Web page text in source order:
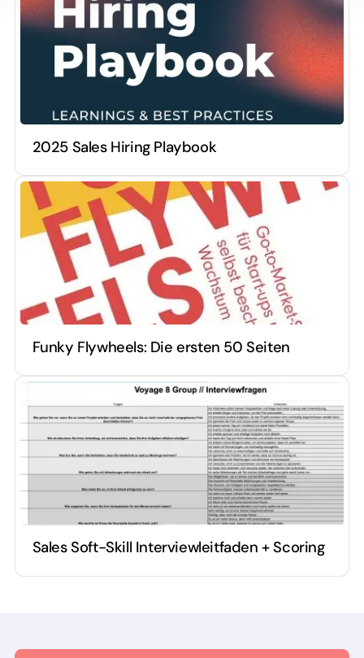
2025 Sales Hiring Playbook
Funky Flywheels: Die ersten 50 Seiten
Sales Soft-Skill Interviewleitfaden + Scoring